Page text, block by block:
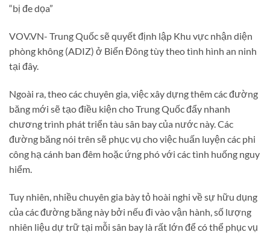
“bị đe dọa”
VOV.VN- Trung Quốc sẽ quyết định lập Khu vực nhận diện
phòng không (ADIZ) ở Biển Đông tùy theo tình hình an ninh
tại đây.
Ngoài ra, theo các chuyên gia, việc xây dựng thêm các đường
băng mới sẽ tạo điều kiện cho Trung Quốc đẩy nhanh
chương trình phát triển tàu sân bay của nước này. Các
đường băng nói trên sẽ phục vụ cho việc huấn luyện các phi
công hạ cánh ban đêm hoặc ứng phó với các tình huống nguy
hiểm.
Tuy nhiên, nhiều chuyên gia bày tỏ hoài nghi về sự hữu dụng
của các đường băng này bởi nếu đi vào vận hành, số lượng
nhiên liệu dự trữ tại mỗi sân bay là rất lớn để có thể phục vụ